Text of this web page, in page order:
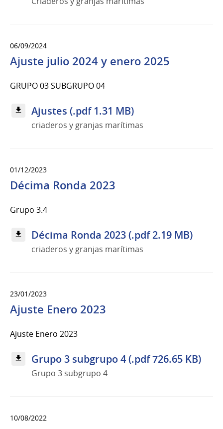
06/09/2024
Ajuste julio 2024 y enero 2025
GRUPO 03 SUBGRUPO 04
Ajustes (.pdf 1.31 MB)
criaderos y granjas marítimas
01/12/2023
Décima Ronda 2023
Grupo 3.4
Décima Ronda 2023 (.pdf 2.19 MB)
criaderos y granjas marítimas
23/01/2023
Ajuste Enero 2023
Ajuste Enero 2023
Grupo 3 subgrupo 4 (.pdf 726.65 KB)
Grupo 3 subgrupo 4
10/08/2022